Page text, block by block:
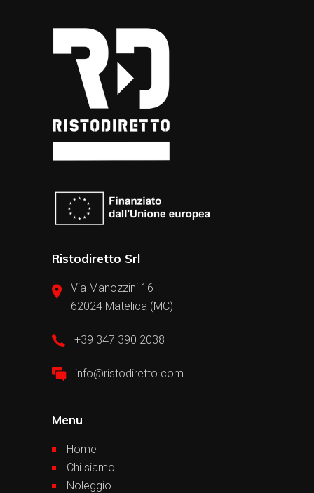
Ristodiretto Srl
Via Manozzini 16
62024 Matelica (MC)
+39 347 390 2038
info@ristodiretto.com
Menu
Home
Chi siamo
Noleggio